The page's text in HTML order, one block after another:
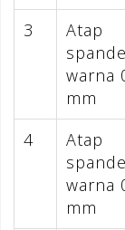
3
Atap
warna
mm
4
Atap
warna
mm